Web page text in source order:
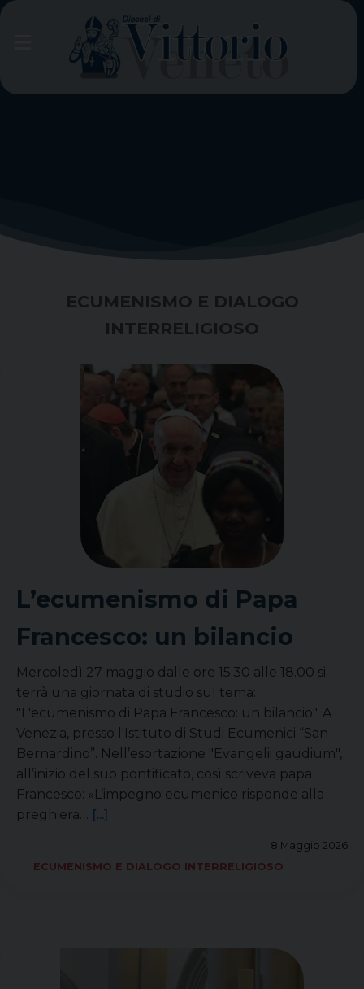
Skip
ECUMENISMO E DIALOGO
INTERRELIGIOSO
L’ecumenismo di Papa
Francesco: un bilancio
Mercoledì 27 maggio dalle ore 15.30 alle 18.00 si
terrà una giornata di studio sul tema:
"L'ecumenismo di Papa Francesco: un bilancio". A
Venezia, presso l'Istituto di Studi Ecumenici “San
Bernardino”. Nell’esortazione "Evangelii gaudium",
all’inizio del suo pontificato, così scriveva papa
Francesco: «L’impegno ecumenico risponde alla
preghiera… [...]
8 Maggio 2026
ECUMENISMO E DIALOGO INTERRELIGIOSO